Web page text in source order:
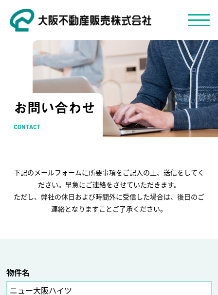
お問い合わせ
CONTACT
下記のメールフォームに所要事項をご記入の上、送信をしてく
ださい。早急にご連絡をさせていただきます。
ただし、弊社の休日および時間外に受信した場合は、後日のご
連絡となりますことご了承ください。
物件名